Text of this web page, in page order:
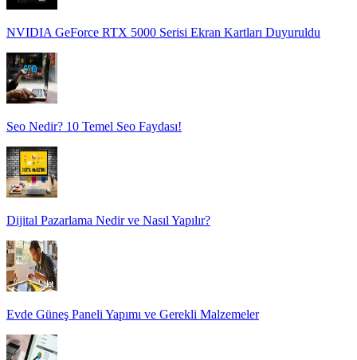
NVIDIA GeForce RTX 5000 Serisi Ekran Kartları Duyuruldu
Seo Nedir? 10 Temel Seo Faydası!
Dijital Pazarlama Nedir ve Nasıl Yapılır?
Evde Güneş Paneli Yapımı ve Gerekli Malzemeler